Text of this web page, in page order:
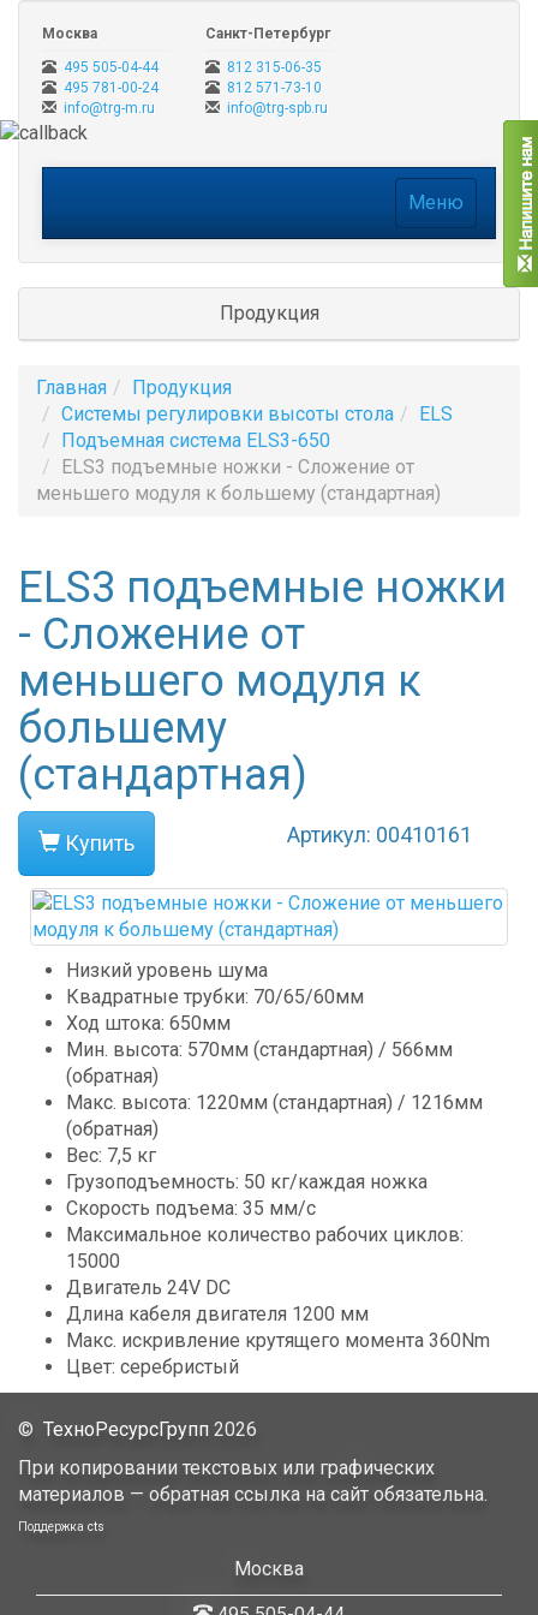
Москва
495 505-04-44
495 781-00-24
info@trg-m.ru
Санкт-Петербург
812 315-06-35
812 571-73-10
info@trg-spb.ru
Меню
Продукция
Главная
Продукция
Системы регулировки высоты стола
ELS
Подъемная система ELS3-650
ELS3 подъемные ножки - Сложение от
меньшего модуля к большему (стандартная)
ELS3 подъемные ножки
- Сложение от
меньшего модуля к
большему
(стандартная)
Купить Артикул: 00410161
Низкий уровень шума
Квадратные трубки: 70/65/60мм
Ход штока: 650мм
Мин. высота: 570мм (стандартная) / 566мм
(обратная)
Mакс. высота: 1220мм (стандартная) / 1216мм
(обратная)
Вес: 7,5 кг
Грузоподъемность: 50 кг/каждая ножка
Скорость подъема: 35 мм/с
Максимальное количество рабочих циклов:
15000
Двигатель 24V DC
Длина кабеля двигателя 1200 мм
Mакс. искривление крутящего момента 360Nm
Цвет: серебристый
© ТехноРесурсГрупп 2026
При копировании текстовых или графических
материалов — обратная ссылка на сайт обязательна.
Поддержка cts
Москва